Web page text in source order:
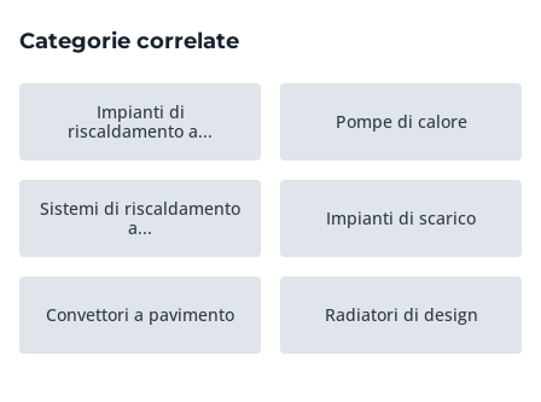
Categorie correlate
Impianti di
riscaldamento a...
Pompe di calore
Sistemi di riscaldamento
a...
Impianti di scarico
Convettori a pavimento Radiatori di design